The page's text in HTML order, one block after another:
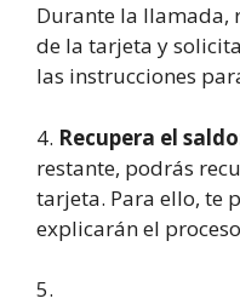
Durante la llamada,
de la tarjeta y
las instrucciones
4. Recupera el
restante, podrás
tarjeta. Para ello, te
explicarán el
5.